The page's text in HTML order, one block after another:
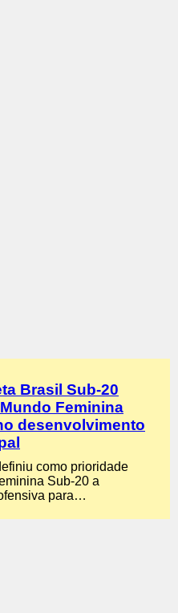
Brasil Sub-20
Feminina
desenvolvimento
como prioridade
Sub-20 a
para…